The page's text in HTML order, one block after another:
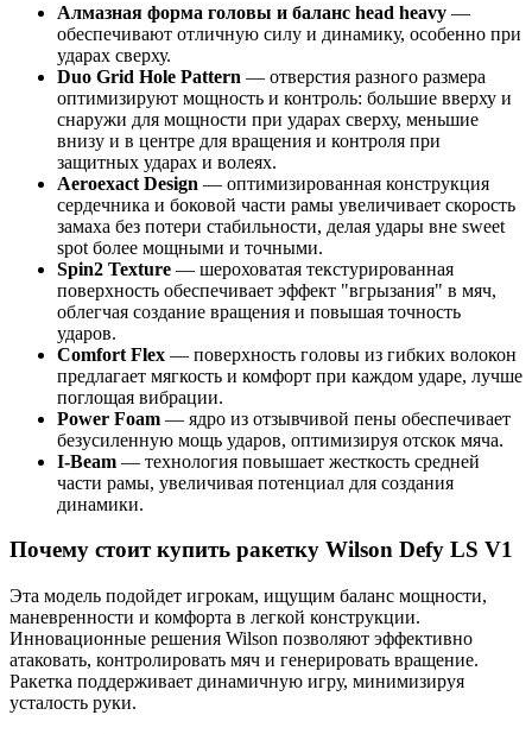
Алмазная форма головы и баланс head heavy —
обеспечивают отличную силу и динамику, особенно при
ударах сверху.
Duo Grid Hole Pattern — отверстия разного размера
оптимизируют мощность и контроль: большие вверху и
снаружи для мощности при ударах сверху, меньшие
внизу и в центре для вращения и контроля при
защитных ударах и волеях.
Aeroexact Design — оптимизированная конструкция
сердечника и боковой части рамы увеличивает скорость
замаха без потери стабильности, делая удары вне sweet
spot более мощными и точными.
Spin2 Texture — шероховатая текстурированная
поверхность обеспечивает эффект "вгрызания" в мяч,
облегчая создание вращения и повышая точность
ударов.
Comfort Flex — поверхность головы из гибких волокон
предлагает мягкость и комфорт при каждом ударе, лучше
поглощая вибрации.
Power Foam — ядро из отзывчивой пены обеспечивает
безусиленную мощь ударов, оптимизируя отскок мяча.
I-Beam — технология повышает жесткость средней
части рамы, увеличивая потенциал для создания
динамики.
Почему стоит купить ракетку Wilson Defy LS V1
Эта модель подойдет игрокам, ищущим баланс мощности,
маневренности и комфорта в легкой конструкции.
Инновационные решения Wilson позволяют эффективно
атаковать, контролировать мяч и генерировать вращение.
Ракетка поддерживает динамичную игру, минимизируя
усталость руки.